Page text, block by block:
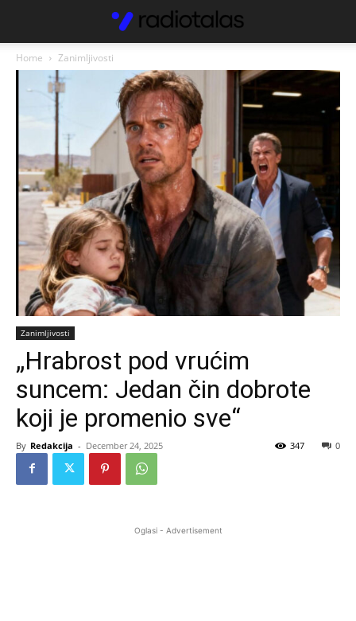
Home Zanimljivosti
Zanimljivosti
„Hrabrost pod vrućim
suncem: Jedan čin dobrote
koji je promenio sve“
By Redakcija - December 24, 2025 0
347
Oglasi - Advertisement